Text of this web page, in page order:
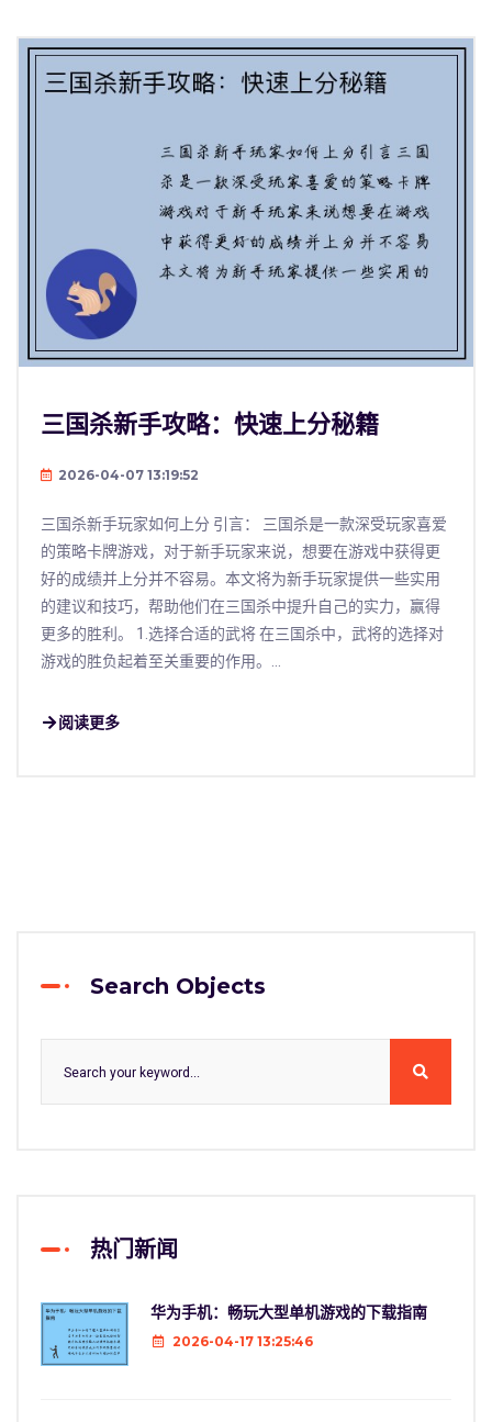
三国杀新手攻略：快速上分秘籍
2026-04-07 13:19:52
三国杀新手玩家如何上分 引言： 三国杀是一款深受玩家喜爱
的策略卡牌游戏，对于新手玩家来说，想要在游戏中获得更
好的成绩并上分并不容易。本文将为新手玩家提供一些实用
的建议和技巧，帮助他们在三国杀中提升自己的实力，赢得
更多的胜利。 1.选择合适的武将 在三国杀中，武将的选择对
游戏的胜负起着至关重要的作用。...
阅读更多
Search Objects
热门新闻
华为手机：畅玩大型单机游戏的下载指南
2026-04-17 13:25:46